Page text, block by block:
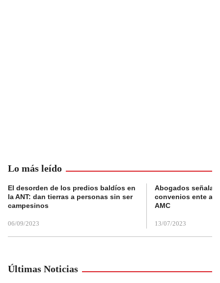
Lo más leído
El desorden de los predios baldíos en
la ANT: dan tierras a personas sin ser
campesinos
06/09/2023
Abogados
convenios ente
AMC
13/07/2023
Últimas Noticias